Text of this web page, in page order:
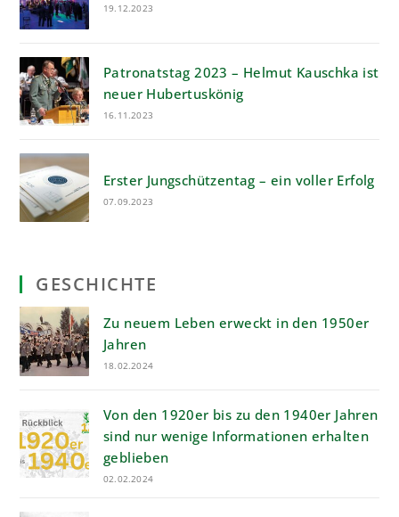
19.12.2023
Patronatstag 2023 – Helmut Kauschka ist
neuer Hubertuskönig
16.11.2023
Erster Jungschützentag – ein voller Erfolg
07.09.2023
GESCHICHTE
Zu neuem Leben erweckt in den 1950er
Jahren
18.02.2024
Von den 1920er bis zu den 1940er Jahren
sind nur wenige Informationen erhalten
geblieben
02.02.2024